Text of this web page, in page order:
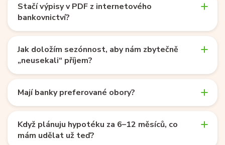
Stačí výpisy v PDF z internetového
bankovnictví?
Jak doložím sezónnost, aby nám zbytečně
„neusekali“ příjem?
Mají banky preferované obory?
Když plánuju hypotéku za 6–12 měsíců, co
mám udělat už teď?